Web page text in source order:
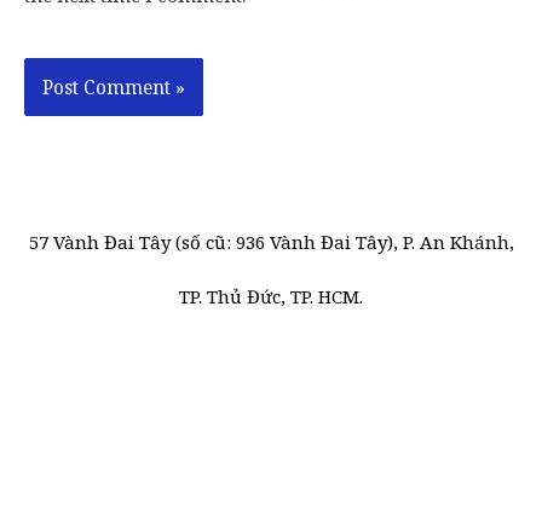
57 Vành Đai Tây (số cũ: 936 Vành Đai Tây), P. An Khánh,
TP. Thủ Đức, TP. HCM.